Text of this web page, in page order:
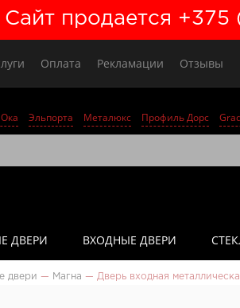
Сайт продается
Оплата Рекламации Отзывы
Эльпорта Металюкс Профиль Дорс
ДВЕРИ ВХОДНЫЕ ДВЕРИ
двери — Магна — Дверь входная